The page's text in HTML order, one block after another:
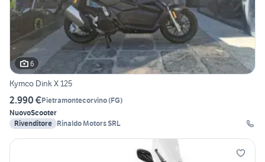
6
Kymco Dink X 125
2.990 €Pietramontecorvino(FG)
NuovoScooter
Rivenditore Rinaldo Motors SRL